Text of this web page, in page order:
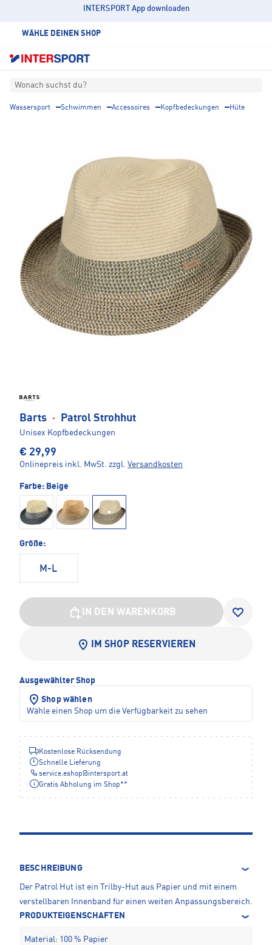
INTERSPORT App downloaden
WÄHLE DEINEN SHOP
Wonach suchst du?
Wassersport Schwimmen Accessoires Kopfbedeckungen Hüte
Barts · Patrol Strohhut
Unisex Kopfbedeckungen
€ 29,99
Onlinepreis inkl. MwSt. zzgl. Versandkosten
Farbe: Beige
Größe:
M-L
IN DEN WARENKORB
IM SHOP RESERVIEREN
Ausgewählter Shop
Shop wählen
Wähle einen Shop um die Verfügbarkeit zu sehen
Kostenlose Rücksendung
Schnelle Lieferung
service.eshop@intersport.at
Gratis Abholung im Shop**
BESCHREIBUNG
Der Patrol Hut ist ein Trilby-Hut aus Papier und mit einem
verstellbaren Innenband für einen weiten Anpassungsbereich.
PRODUKTEIGENSCHAFTEN
Material: 100 % Papier